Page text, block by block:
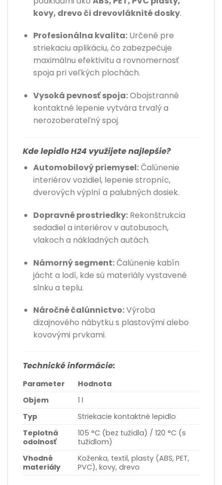
kovy, drevo či drevovláknité dosky.
Profesionálna kvalita:Určené pre
striekaciu aplikáciu, čo zabezpečuje
maximálnu efektivitu a rovnomernosť
spoja pri veľkých plochách.
Vysoká pevnosť spoja:Obojstranné
kontaktné lepenie vytvára trvalý a
nerozoberateľný spoj.
Kde lepidlo H24 využijete najlepšie?
Automobilový priemysel:Čalúnenie
interiérov vozidiel, lepenie stropníc,
dverových výplní a palubných dosiek.
Dopravné prostriedky:Rekonštrukcia
sedadiel a interiérov v autobusoch,
vlakoch a nákladných autách.
Námorný segment:Čalúnenie kabín
jácht a lodí, kde sú materiály vystavené
slnku a teplu.
Náročné čalúnnictvo:Výroba
dizajnového nábytku s plastovými alebo
kovovými prvkami.
Technické informácie:
Parameter
Hodnota
Objem
1 l
Typ
Striekacie kontaktné lepidlo
Teplotná
odolnosť
105 °C (bez tužidla) / 120 °C (s
tužidlom)
Vhodné
materiály
Koženka, textil, plasty (ABS, PET,
PVC), kovy, drevo